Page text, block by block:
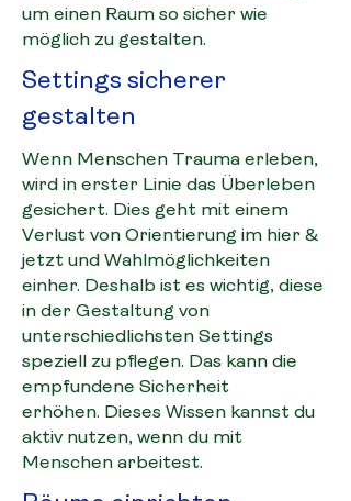
um einen Raum so sicher wie
möglich zu gestalten.
Settings sicherer
gestalten
Wenn Menschen Trauma erleben,
wird in erster Linie das Überleben
gesichert. Dies geht mit einem
Verlust von Orientierung im hier &
jetzt und Wahlmöglichkeiten
einher. Deshalb ist es wichtig, diese
in der Gestaltung von
unterschiedlichsten Settings
speziell zu pflegen. Das kann die
empfundene Sicherheit
erhöhen. Dieses Wissen kannst du
aktiv nutzen, wenn du mit
Menschen arbeitest.